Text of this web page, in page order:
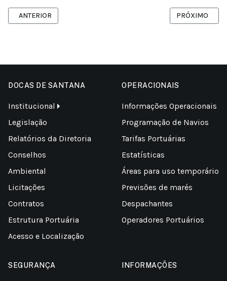
ARTIGO ANTERIOR: NOVAS CONCESSÕES PROMETEM ACELERAR
ANTERIOR PRÓXIMO
PRÓXIMO
DOCAS DE SANTANA
Institucional
Legislação
Relatórios da Diretoria
Conselhos
Ambiental
Licitações
Contratos
Estrutura Portuária
Acesso e Localização
OPERACIONAIS
Informações Operacionais
Programação de Navios
Tarifas Portuárias
Estatísticas
Áreas para uso temporário
Previsões de marés
Despachantes
Operadores Portuários
SEGURANÇA INFORMAÇÕES